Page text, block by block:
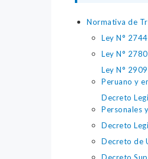
Normativa de
Ley N°
Ley N°
Ley N°
Peruano y
Decreto
Personales
Decreto
Decreto de